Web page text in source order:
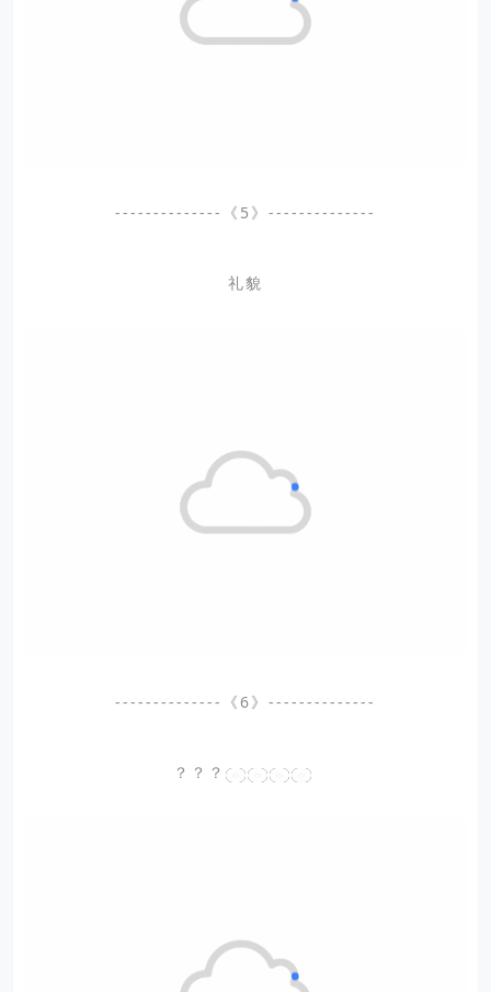
--------------《5》--------------
礼貌
--------------《6》--------------
？？？